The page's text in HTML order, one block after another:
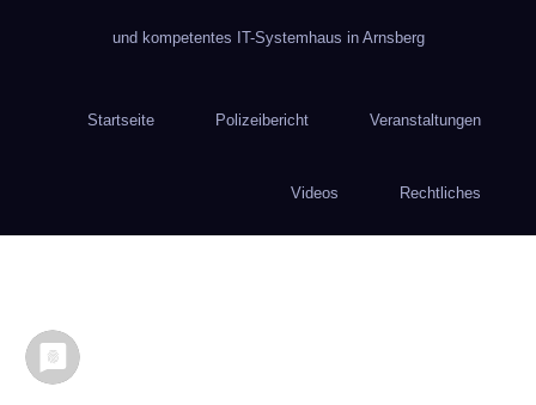
und kompetentes IT-Systemhaus in Arnsberg
Startseite Polizeibericht Veranstaltungen
Videos Rechtliches